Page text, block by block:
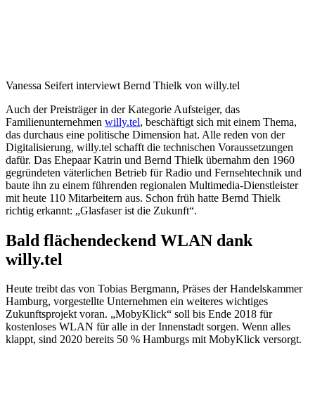
Vanessa Seifert interviewt Bernd Thielk von willy.tel
Auch der Preisträger in der Kategorie Aufsteiger, das
Familienunternehmen willy.tel, beschäftigt sich mit einem Thema,
das durchaus eine politische Dimension hat. Alle reden von der
Digitalisierung, willy.tel schafft die technischen Voraussetzungen
dafür. Das Ehepaar Katrin und Bernd Thielk übernahm den 1960
gegründeten väterlichen Betrieb für Radio und Fernsehtechnik und
baute ihn zu einem führenden regionalen Multimedia-Dienstleister
mit heute 110 Mitarbeitern aus. Schon früh hatte Bernd Thielk
richtig erkannt: „Glasfaser ist die Zukunft“.
Bald flächendeckend WLAN dank
willy.tel
Heute treibt das von Tobias Bergmann, Präses der Handelskammer
Hamburg, vorgestellte Unternehmen ein weiteres wichtiges
Zukunftsprojekt voran. „MobyKlick“ soll bis Ende 2018 für
kostenloses WLAN für alle in der Innenstadt sorgen. Wenn alles
klappt, sind 2020 bereits 50 % Hamburgs mit MobyKlick versorgt.